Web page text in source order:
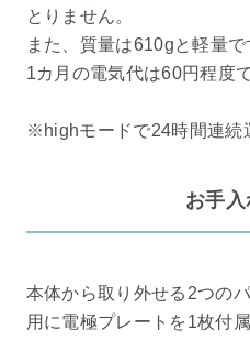
とりません。
また、質量は610gと軽量で
1カ月の電気代は60円程度で
※highモードで24時間連続
お手
本体から取り外せる2つの
用に電極プレートを1枚付属